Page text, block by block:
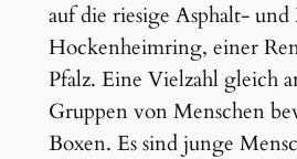
auf die riesige Asphalt-
Hockenheimring, einer
Pfalz. Eine Vielzahl gleich
Gruppen von Menschen
Boxen. Es sind junge